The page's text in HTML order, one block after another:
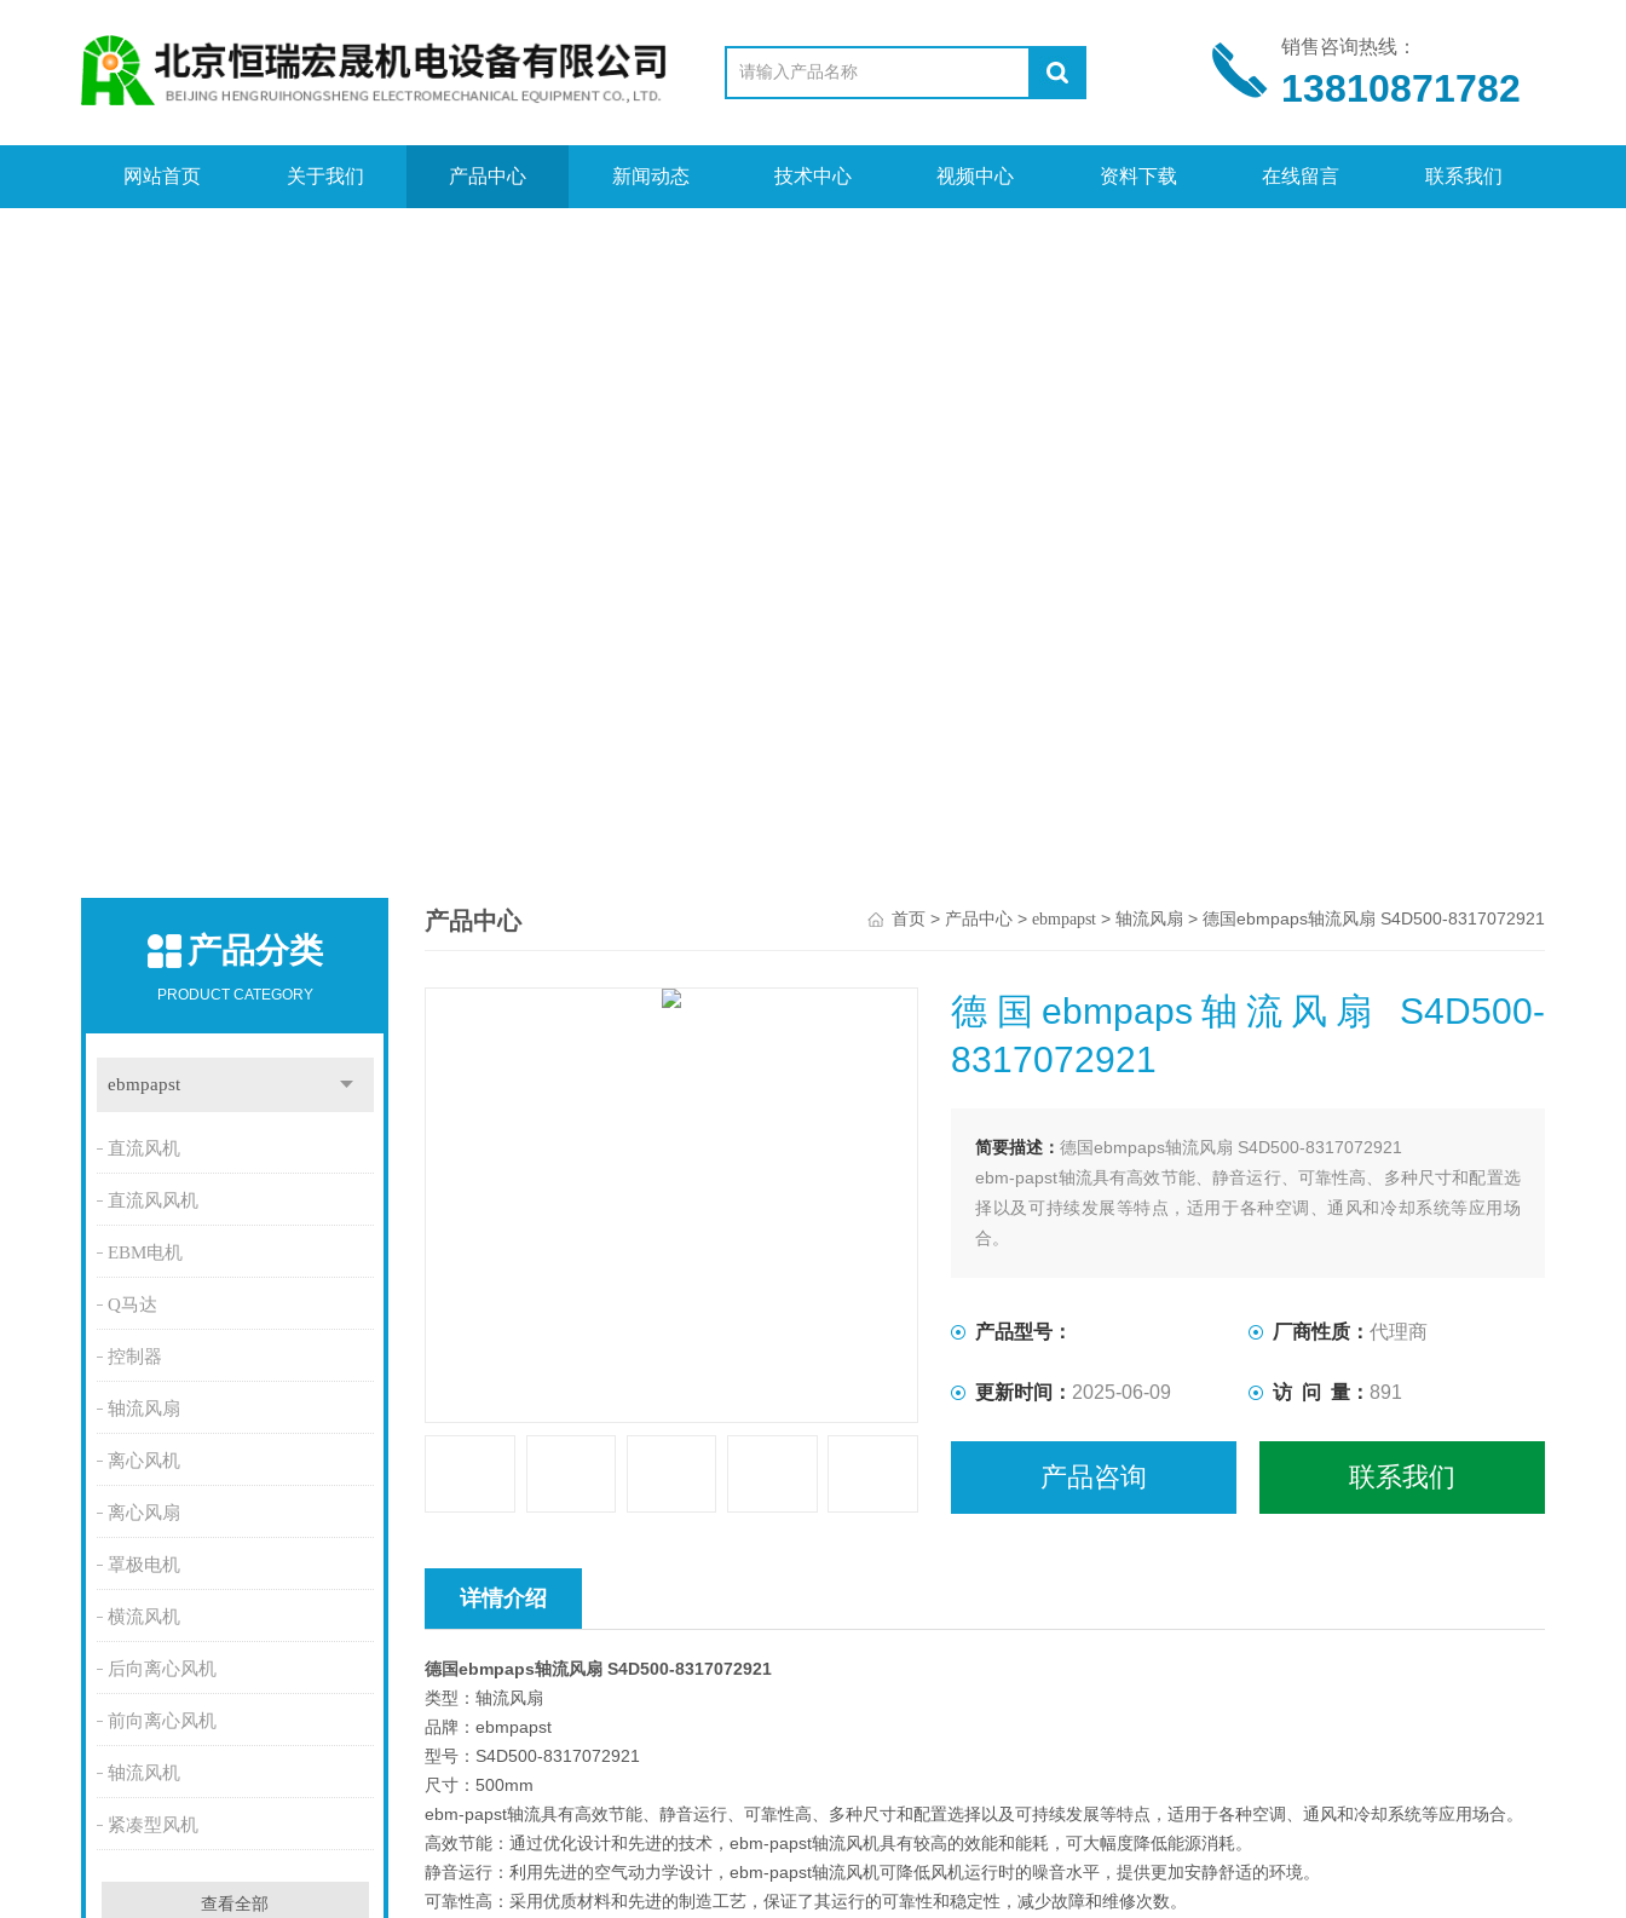
销售咨询热线：
13810871782
网站首页 关于我们 产品中心 新闻动态 技术中心 视频中心 资料下载 在线留言 联系我们
产品分类
PRODUCT CATEGORY
ebmpapst
直流风机
直流风风机
EBM电机
Q马达
控制器
轴流风扇
离心风机
离心风扇
罩极电机
横流风机
后向离心风机
前向离心风机
轴流风机
紧凑型风机
查看全部
产品中心 首页> 产品中心> ebmpapst> 轴流风扇 > 德国ebmpaps轴流风扇 S4D500-8317072921
德国ebmpaps轴流风扇 S4D500-
8317072921
简要描述：德国ebmpaps轴流风扇 S4D500-8317072921
ebm-papst轴流具有高效节能、静音运行、可靠性高、多种尺寸和配置选
择以及可持续发展等特点，适用于各种空调、通风和冷却系统等应用场
合。
产品型号： 厂商性质： 代理商
更新时间： 2025-06-09 访 问 量： 891
产品咨询 联系我们
详情介绍
德国ebmpaps轴流风扇 S4D500-8317072921
类型：轴流风扇
品牌：ebmpapst
型号：S4D500-8317072921
尺寸：500mm
ebm-papst轴流具有高效节能、静音运行、可靠性高、多种尺寸和配置选择以及可持续发展等特点，适用于各种空调、通风和冷却系统等应用场合。
高效节能：通过优化设计和先进的技术，ebm-papst轴流风机具有较高的效能和能耗，可大幅度降低能源消耗。
静音运行：利用先进的空气动力学设计，ebm-papst轴流风机可降低风机运行时的噪音水平，提供更加安静舒适的环境。
可靠性高：采用优质材料和先进的制造工艺，保证了其运行的可靠性和稳定性，减少故障和维修次数。